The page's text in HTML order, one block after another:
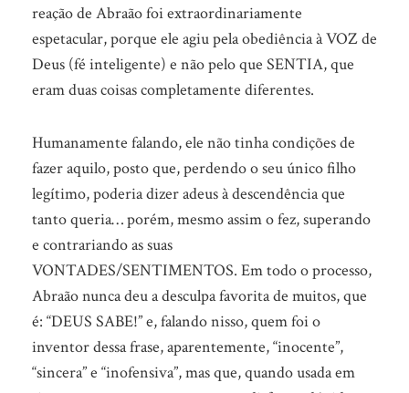
reação de Abraão foi extraordinariamente
espetacular, porque ele agiu pela obediência à VOZ de
Deus (fé inteligente) e não pelo que SENTIA, que
eram duas coisas completamente diferentes.
Humanamente falando, ele não tinha condições de
fazer aquilo, posto que, perdendo o seu único filho
legítimo, poderia dizer adeus à descendência que
tanto queria… porém, mesmo assim o fez, superando
e contrariando as suas
VONTADES/SENTIMENTOS. Em todo o processo,
Abraão nunca deu a desculpa favorita de muitos, que
é: “DEUS SABE!” e, falando nisso, quem foi o
inventor dessa frase, aparentemente, “inocente”,
“sincera” e “inofensiva”, mas que, quando usada em